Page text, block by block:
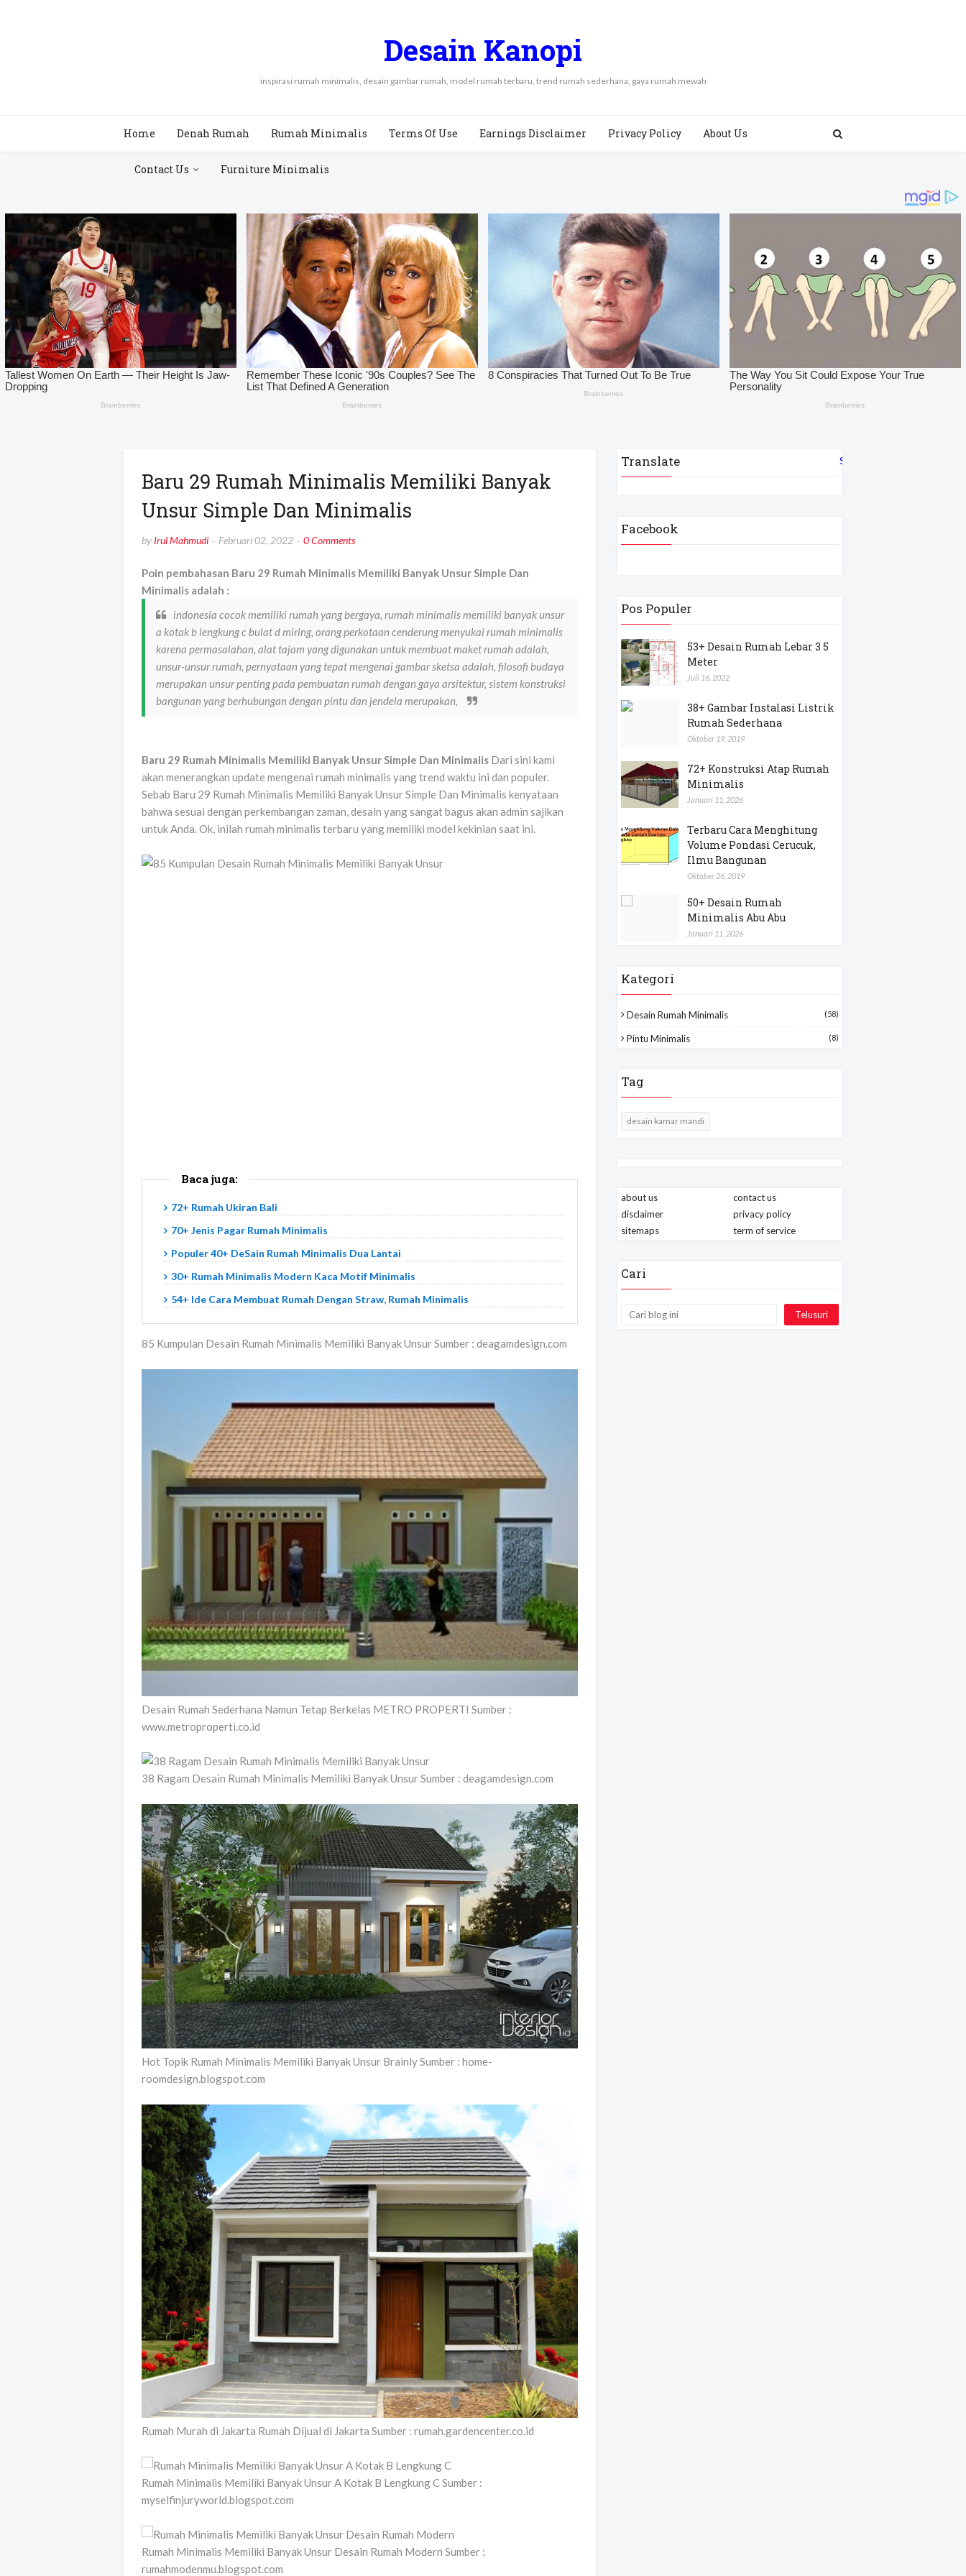
Desain Kanopi
inspirasi rumah minimalis, desain gambar rumah, model rumah terbaru, trend rumah sederhana, gaya rumah mewah
Home Denah Rumah Rumah Minimalis Terms Of Use Earnings Disclaimer Privacy Policy About Us
Contact Us Furniture Minimalis
Baru 29 Rumah Minimalis Memiliki Banyak
Unsur Simple Dan Minimalis
by Irul Mahmudi Februari 02, 2022 0 Comments
Poin pembahasan Baru 29 Rumah Minimalis Memiliki Banyak Unsur Simple Dan
Minimalis adalah :
indonesia cocok memiliki rumah yang bergaya, rumah minimalis memiliki banyak unsur
a kotak b lengkung c bulat d miring, orang perkotaan cenderung menyukai rumah minimalis
karena permasalahan, alat tajam yang digunakan untuk membuat maket rumah adalah,
unsur-unsur rumah, pernyataan yang tepat mengenai gambar sketsa adalah, filosofi budaya
merupakan unsur penting pada pembuatan rumah dengan gaya arsitektur, sistem konstruksi
bangunan yang berhubungan dengan pintu dan jendela merupakan,
Baru 29 Rumah Minimalis Memiliki Banyak Unsur Simple Dan Minimalis Dari sini kami
akan menerangkan update mengenai rumah minimalis yang trend waktu ini dan populer.
Sebab Baru 29 Rumah Minimalis Memiliki Banyak Unsur Simple Dan Minimalis kenyataan
bahwa sesuai dengan perkembangan zaman, desain yang sangat bagus akan admin sajikan
untuk Anda. Ok, inilah rumah minimalis terbaru yang memiliki model kekinian saat ini.
Baca juga:
72+ Rumah Ukiran Bali
70+ Jenis Pagar Rumah Minimalis
Populer 40+ DeSain Rumah Minimalis Dua Lantai
30+ Rumah Minimalis Modern Kaca Motif Minimalis
54+ Ide Cara Membuat Rumah Dengan Straw, Rumah Minimalis
85 Kumpulan Desain Rumah Minimalis Memiliki Banyak Unsur Sumber : deagamdesign.com
Desain Rumah Sederhana Namun Tetap Berkelas METRO PROPERTI Sumber :
www.metroproperti.co.id
38 Ragam Desain Rumah Minimalis Memiliki Banyak Unsur Sumber : deagamdesign.com
Hot Topik Rumah Minimalis Memiliki Banyak Unsur Brainly Sumber : home-
roomdesign.blogspot.com
Rumah Murah di Jakarta Rumah Dijual di Jakarta Sumber : rumah.gardencenter.co.id
Rumah Minimalis Memiliki Banyak Unsur A Kotak B Lengkung C Sumber :
myselfinjuryworld.blogspot.com
Rumah Minimalis Memiliki Banyak Unsur Desain Rumah Modern Sumber :
rumahmodenmu.blogspot.com
Translate Select Language
Facebook
Pos Populer
53+ Desain Rumah Lebar 3 5
Meter
Juli 16, 2022
38+ Gambar Instalasi Listrik
Rumah Sederhana
Oktober 19, 2019
72+ Konstruksi Atap Rumah
Minimalis
Januari 11, 2026
Terbaru Cara Menghitung
Volume Pondasi Cerucuk,
Ilmu Bangunan
Oktober 26, 2019
50+ Desain Rumah
Minimalis Abu Abu
Januari 11, 2026
Kategori
Desain Rumah Minimalis (58)
Pintu Minimalis (8)
Tag
desain kamar mandi
about us
contact us
disclaimer
privacy policy
sitemaps
term of service
Cari